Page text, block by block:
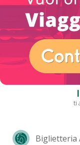
ti
Biglietteria